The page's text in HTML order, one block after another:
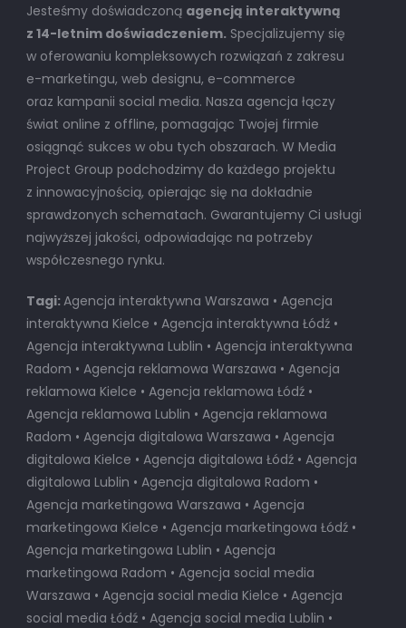
Jesteśmy doświadczoną agencją interaktywną
z 14-letnim doświadczeniem.Specjalizujemy się
w oferowaniu kompleksowych rozwiązań z zakresu
e-marketingu, web designu, e-commerce
oraz kampanii social media. Nasza agencja łączy
świat online z offline, pomagając Twojej firmie
osiągnąć sukces w obu tych obszarach. W Media
Project Group podchodzimy do każdego projektu
z innowacyjnością, opierając się na dokładnie
sprawdzonych schematach. Gwarantujemy Ci usługi
najwyższej jakości, odpowiadając na potrzeby
współczesnego rynku.
Tagi:Agencja interaktywna Warszawa • Agencja
interaktywna Kielce • Agencja interaktywna Łódź •
Agencja interaktywna Lublin • Agencja interaktywna
Radom • Agencja reklamowa Warszawa • Agencja
reklamowa Kielce • Agencja reklamowa Łódź •
Agencja reklamowa Lublin • Agencja reklamowa
Radom • Agencja digitalowa Warszawa • Agencja
digitalowa Kielce • Agencja digitalowa Łódź • Agencja
digitalowa Lublin • Agencja digitalowa Radom •
Agencja marketingowa Warszawa • Agencja
marketingowa Kielce • Agencja marketingowa Łódź •
Agencja marketingowa Lublin • Agencja
marketingowa Radom • Agencja social media
Warszawa • Agencja social media Kielce • Agencja
social media Łódź • Agencja social media Lublin •